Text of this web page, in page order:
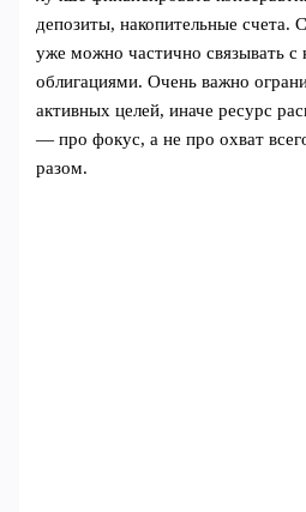
депозиты, накопительные счета.
уже можно частично связывать с
облигациями. Очень важно
активных целей, иначе ресурс
— про фокус, а не про охват
разом.